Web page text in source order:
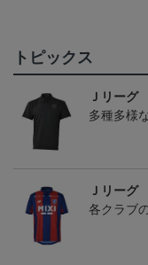
トピックス
Ｊリーグ
多種多様
Ｊリーグ
各クラブ